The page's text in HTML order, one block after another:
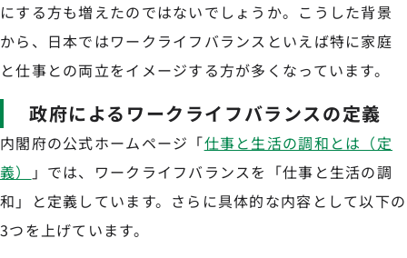
にする方も増えたのではないでしょうか。こうした背景
から、日本ではワークライフバランスといえば特に家庭
と仕事との両立をイメージする方が多くなっています。
政府によるワークライフバランスの定義
内閣府の公式ホームページ「仕事と生活の調和とは（定
義）
」では、ワークライフバランスを「仕事と生活の調
和」と定義しています。さらに具体的な内容として以下の
3つを上げています。